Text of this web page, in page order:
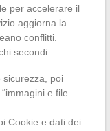
per accelerare il
aggiorna la
conflitti.
secondi:
sicurezza, poi
e file
Cookie e dati dei